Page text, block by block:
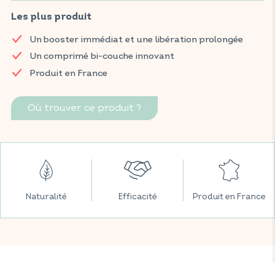
ainsi qu'en guarana, ginseng, gingembre, caféine et kola, est
formulé avec un comprimé bi-couche pour aider à réduire la
normal, grâce à une libération en deux temps : effet boost
immédiat et énergie prolongée.
Retrouvez vos produits VITAVEA BIEN-ÊTRE dans toutes vos
Les plus produit
Un booster immédiat et une libération prolongée
Un comprimé bi-couche innovant
Produit en France
Où trouver ce produit ?
Naturalité Efficacité Produit en France